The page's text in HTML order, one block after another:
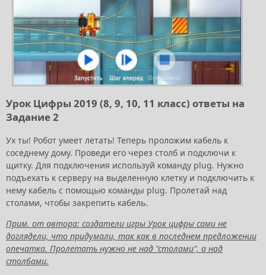
Урок Цифры 2019 (8, 9, 10, 11 класс) ответы на
Задание 2
Ух ты! Робот умеет летать! Теперь проложим кабель к
соседнему дому. Проведи его через столб и подключи к
щитку. Для подключения используй команду plug. Нужно
подъехать к серверу на выделенную клетку и подключить к
нему кабель с помощью команды plug. Пролетай над
столами, чтобы закрепить кабель.
Прим. от автора: создатели игры Урок цифры сами не
доглядели, что придумали, так как в последнем предложении
опечатка. Пролетать нужно не над "столами", а над
столбами.